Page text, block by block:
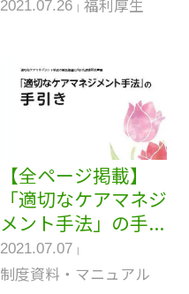
2021.07.26 福利厚生
【全ページ掲載】
「適切なケアマネジ
メント手法」の手...
2021.07.07
制度資料・マニュアル